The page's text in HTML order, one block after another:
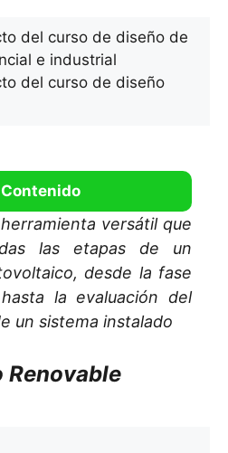
versátil que
las etapas de un
desde la fase
la evaluación del
un sistema instalado
Renovable